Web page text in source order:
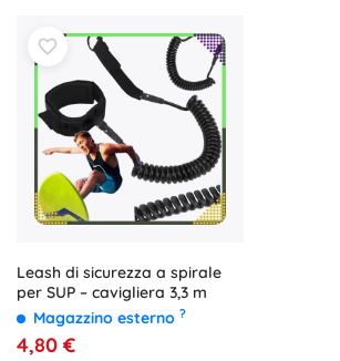
Leash di sicurezza a spirale
per SUP – cavigliera 3,3 m
Magazzino esterno ?
4,80 €